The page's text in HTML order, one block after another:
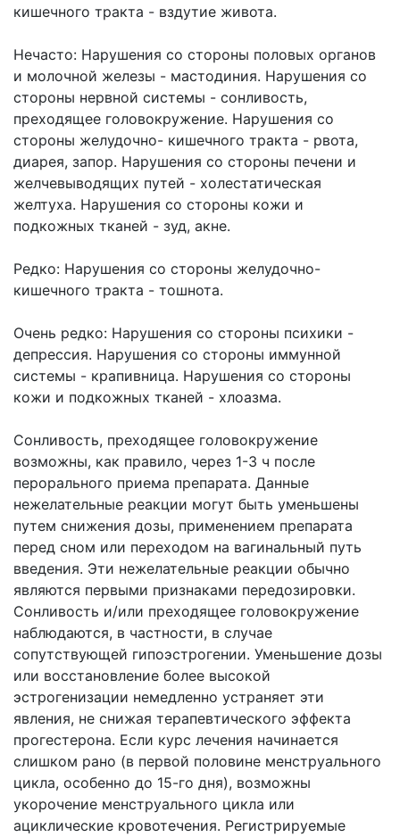
кишечного тракта - вздутие живота.
Нечасто: Нарушения со стороны половых органов
и молочной железы - мастодиния. Нарушения со
стороны нервной системы - сонливость,
преходящее головокружение. Нарушения со
стороны желудочно- кишечного тракта - рвота,
диарея, запор. Нарушения со стороны печени и
желчевыводящих путей - холестатическая
желтуха. Нарушения со стороны кожи и
подкожных тканей - зуд, акне.
Редко: Нарушения со стороны желудочно-
кишечного тракта - тошнота.
Очень редко: Нарушения со стороны психики -
депрессия. Нарушения со стороны иммунной
системы - крапивница. Нарушения со стороны
кожи и подкожных тканей - хлоазма.
Сонливость, преходящее головокружение
возможны, как правило, через 1-3 ч после
перорального приема препарата. Данные
нежелательные реакции могут быть уменьшены
путем снижения дозы, применением препарата
перед сном или переходом на вагинальный путь
введения. Эти нежелательные реакции обычно
являются первыми признаками передозировки.
Сонливость и/или преходящее головокружение
наблюдаются, в частности, в случае
сопутствующей гипоэстрогении. Уменьшение дозы
или восстановление более высокой
эстрогенизации немедленно устраняет эти
явления, не снижая терапевтического эффекта
прогестерона. Если курс лечения начинается
слишком рано (в первой половине менструального
цикла, особенно до 15-го дня), возможны
укорочение менструального цикла или
ациклические кровотечения. Регистрируемые